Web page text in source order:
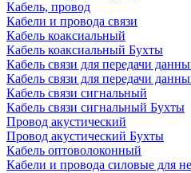
Кабель, провод
Кабели и провода связи
Кабель коаксиальный
Кабель коаксиальный Бухты
Кабель связи для передачи
Кабель связи для передачи
Кабель связи сигнальный
Кабель связи сигнальный Бухты
Провод акустический
Провод акустический Бухты
Кабель оптоволоконный
Кабели и провода силовые для